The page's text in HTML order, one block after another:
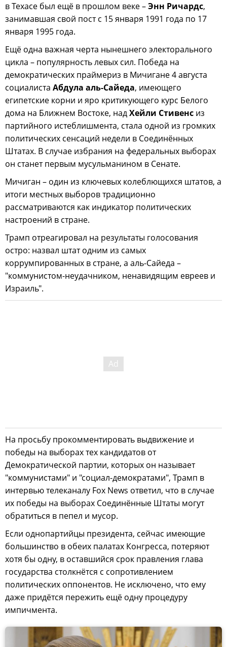
в Техасе был ещё в прошлом веке –Энн Ричардс,
занимавшая свой пост с 15 января 1991 года по 17
января 1995 года.
Ещё одна важная черта нынешнего электорального
цикла – популярность левых сил. Победа на
демократических праймериз в Мичигане 4 августа
социалиста Абдула аль-Сайеда, имеющего
египетские корни и яро критикующего курс Белого
дома на Ближнем Востоке, надХейли Стивенс из
партийного истеблишмента, стала одной из громких
политических сенсаций недели в Соединённых
Штатах. В случае избрания на федеральных выборах
он станет первым мусульманином в Сенате.
Мичиган – один из ключевых колеблющихся штатов, а
итоги местных выборов традиционно
рассматриваются как индикатор политических
настроений в стране.
Трамп отреагировал на результаты голосования
остро: назвал штат одним из самых
коррумпированных в стране, а аль-Сайеда –
"коммунистом-неудачником, ненавидящим евреев и
Израиль".
На просьбу прокомментировать выдвижение и
победы на выборах тех кандидатов от
Демократической партии, которых он называет
"коммунистами" и "социал-демократами", Трамп в
интервью телеканалу Fox News ответил, что в случае
их победы на выборах Соединённые Штаты могут
обратиться в пепел и мусор.
Если однопартийцы президента, сейчас имеющие
большинство в обеих палатах Конгресса, потеряют
хотя бы одну, в оставшийся срок правления глава
государства столкнётся с сопротивлением
политических оппонентов. Не исключено, что ему
даже придётся пережить ещё одну процедуру
импичмента.